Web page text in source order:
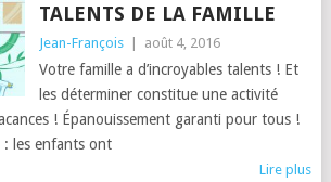
TALENTS DE LA FAMILLE
Jean-François août 4, 2016
Votre famille a d’incroyables talents ! Et
les déterminer constitue une activité
! Épanouissement garanti pour tous !
: les enfants ont
Lire plus